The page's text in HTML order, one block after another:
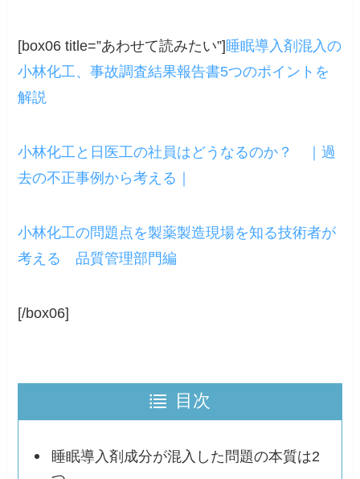
[box06 title=”あわせて読みたい”] 睡眠導入剤混入の
小林化工、事故調査結果報告書5つのポイントを
解説
小林化工と日医工の社員はどうなるのか？ ｜過
去の不正事例から考える｜
小林化工の問題点を製薬製造現場を知る技術者が
考える 品質管理部門編
[/box06]
目次
睡眠導入剤成分が混入した問題の本質は2